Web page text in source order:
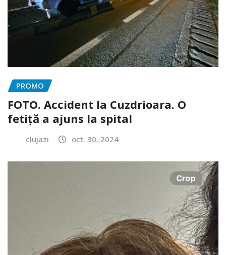
PROMO
FOTO. Accident la Cuzdrioara. O
fetiță a ajuns la spital
clujazi oct. 30, 2024